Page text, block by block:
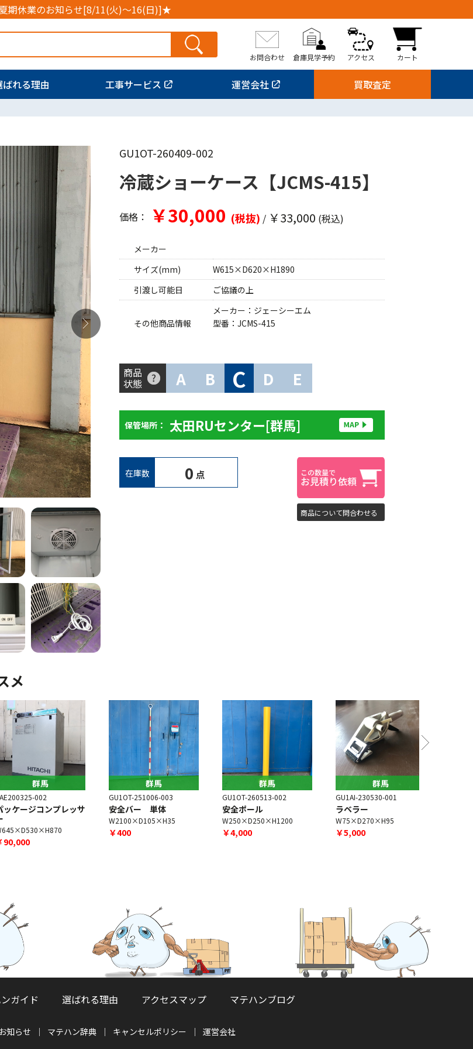
期休業のお知らせ[8/11(火)～16(日)]★
お問合わせ 倉庫見学予約 アクセス カート
ばれる理由 工事サービス 運営会社 買取査定
GU1OT-260409-002
冷蔵ショーケース【JCMS-415】
価格： ￥30,000 (税抜) / ￥33,000 (税込)
メーカー
サイズ(mm)
W615×D620×H1890
引渡し可能日
ご協議の上
その他商品情報
メーカー：ジェーシーエム
型番：JCMS-415
商品
状態 A B C D E
保管場所： 太田RUセンター[群馬]
在庫数 0 点
商品について問合わせる
メ
群馬
002
ージコンプレッサ
群馬
GU1OT-251006-003
安全バー 単体
W2100×D105×H35
￥400
群馬
GU1OT-260513-002
安全ポール
W250×D250×H1200
￥4,000
群馬
GU1AI-230530-001
ラベラー
W75×D270×H95
￥5,000
ガイド 選ばれる理由 アクセスマップ マテハンブログ
お知らせ マテハン辞典 キャンセルポリシー 運営会社